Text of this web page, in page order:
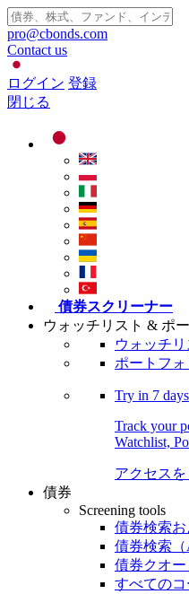
pro@cbonds.com
Contact us
ログイン 登録
閉じる
債券スクリーナー
ウォッチリスト & ポ
ウォッチリ
ポートフォ
Try in 7 days
Track your
Watchlist,
アクセスを
債券
Screening tools
債券検索
債券検索（
債券クオー
すべての